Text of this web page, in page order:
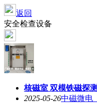
返回
安全检查设备
核磁室 双模铁磁探
2025-05-26中磁微电